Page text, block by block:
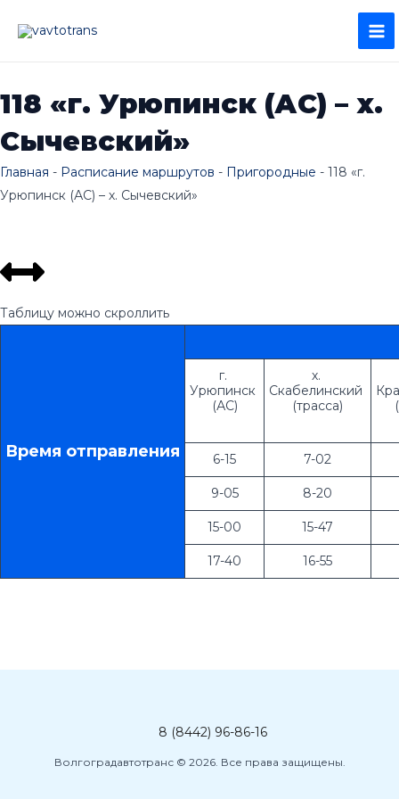
118 «г. Урюпинск (АС) – х.
Сычевский»
Главная - Расписание маршрутов - Пригородные - 118 «г.
Урюпинск (АС) – х. Сычевский»
Таблицу можно скроллить
Время отправления
г.
Урюпинск
(АС)
х.
Скабелинский
(трасса)
6-15 7-02
9-05 8-20
15-00 15-47
17-40 16-55
8 (8442) 96-86-16
Волгоградавтотранс © 2026. Все права защищены.